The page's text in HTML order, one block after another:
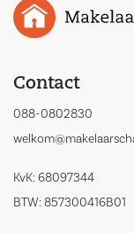
Contact
088-0802830
KvK: 68097344
BTW: 857300416B01